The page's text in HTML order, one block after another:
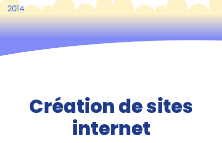
2014
Création de sites
internet